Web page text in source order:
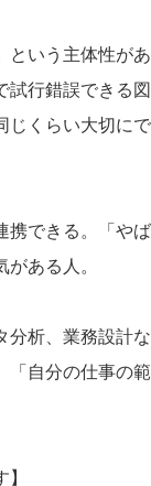
という主体性があ
試行錯誤できる図
じくらい大切にで
携できる。「やば
ある人。
分析、業務設計な
「自分の仕事の範